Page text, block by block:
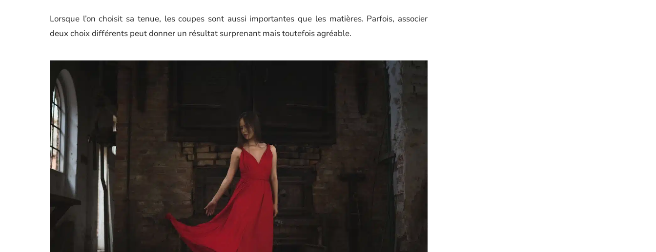
Lorsque l’on choisit sa tenue, les coupes sont aussi importantes que les matières. Parfois, associer
deux choix différents peut donner un résultat surprenant mais toutefois agréable.